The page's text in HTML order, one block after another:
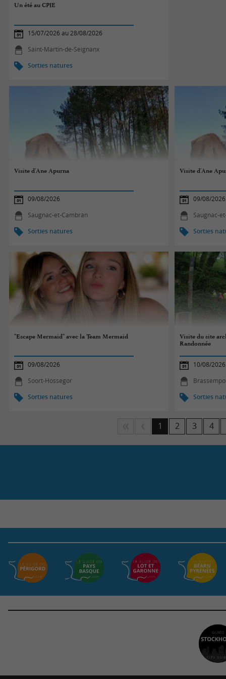
Un été au CPIE
15/07/2026 au 28/08/2026
Saint-Martin-de-Seignanx
Sorties natures
Visite d'Ane Apurna
09/08/2026
Saugnac-et-Cambran
Sorties natures
Visite d'Ane
09/08/2026
Saugnac-
Sorties
"Escape Mermaid" avec la Team Mermaid
09/08/2026
Soort-Hossegor
Sorties natures
Visite du site
Randonnée
10/08/2026
Sorties
1 2 3 4